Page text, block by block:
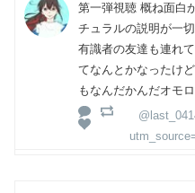
第一弾視聴 概ね面白
チュラルの説明が一
有識者の友達も連れ
てなんとかなったけ
もなんだかんだオモ